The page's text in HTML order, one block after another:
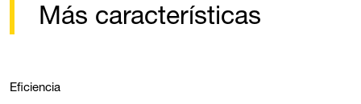
Más características
Eficiencia